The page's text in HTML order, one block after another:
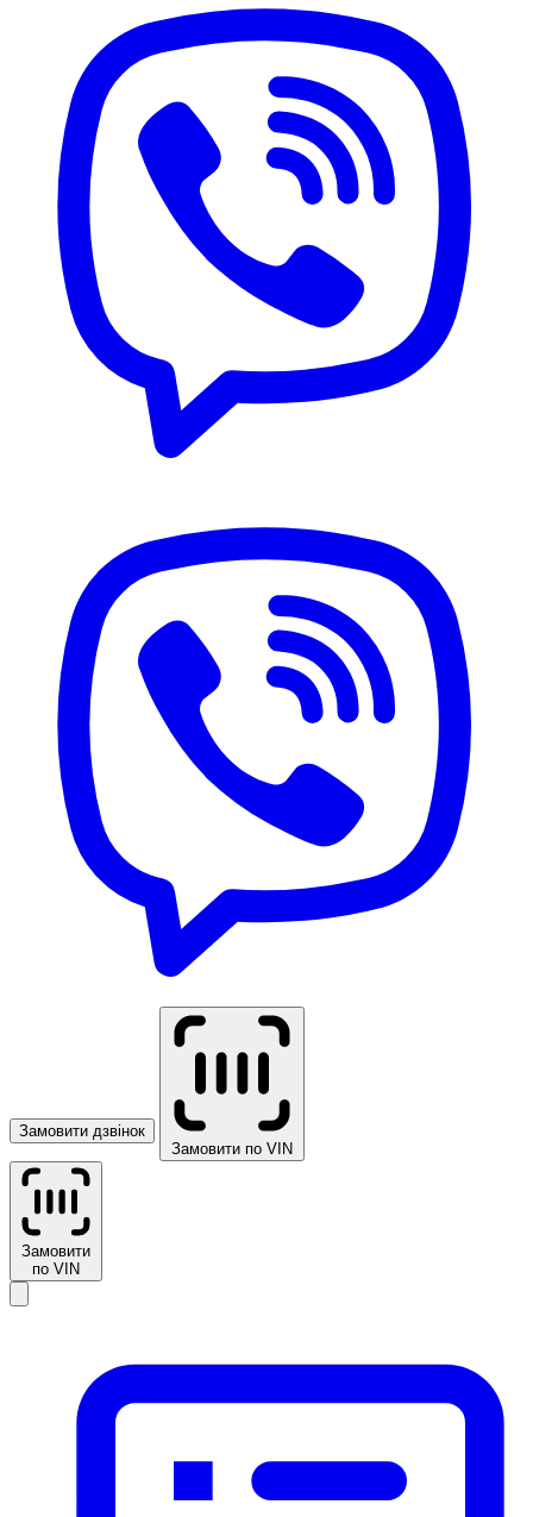
Замовити дзвінок
Замовити по VIN
Замовити
по VIN